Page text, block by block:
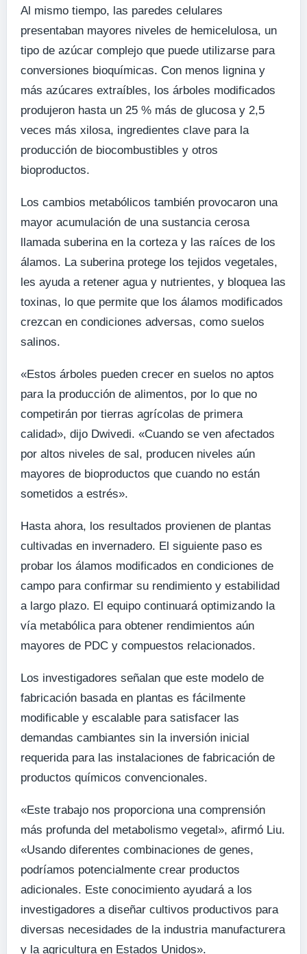
Al mismo tiempo, las paredes celulares
presentaban mayores niveles de hemicelulosa, un
tipo de azúcar complejo que puede utilizarse para
conversiones bioquímicas. Con menos lignina y
más azúcares extraíbles, los árboles modificados
produjeron hasta un 25 % más de glucosa y 2,5
veces más xilosa, ingredientes clave para la
producción de biocombustibles y otros
bioproductos.
Los cambios metabólicos también provocaron una
mayor acumulación de una sustancia cerosa
llamada suberina en la corteza y las raíces de los
álamos. La suberina protege los tejidos vegetales,
les ayuda a retener agua y nutrientes, y bloquea las
toxinas, lo que permite que los álamos modificados
crezcan en condiciones adversas, como suelos
salinos.
«Estos árboles pueden crecer en suelos no aptos
para la producción de alimentos, por lo que no
competirán por tierras agrícolas de primera
calidad», dijo Dwivedi. «Cuando se ven afectados
por altos niveles de sal, producen niveles aún
mayores de bioproductos que cuando no están
sometidos a estrés».
Hasta ahora, los resultados provienen de plantas
cultivadas en invernadero. El siguiente paso es
probar los álamos modificados en condiciones de
campo para confirmar su rendimiento y estabilidad
a largo plazo. El equipo continuará optimizando la
vía metabólica para obtener rendimientos aún
mayores de PDC y compuestos relacionados.
Los investigadores señalan que este modelo de
fabricación basada en plantas es fácilmente
modificable y escalable para satisfacer las
demandas cambiantes sin la inversión inicial
requerida para las instalaciones de fabricación de
productos químicos convencionales.
«Este trabajo nos proporciona una comprensión
más profunda del metabolismo vegetal», afirmó Liu.
«Usando diferentes combinaciones de genes,
podríamos potencialmente crear productos
adicionales. Este conocimiento ayudará a los
investigadores a diseñar cultivos productivos para
diversas necesidades de la industria manufacturera
y la agricultura en Estados Unidos».